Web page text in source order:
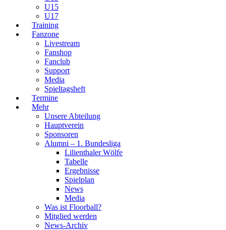
U15
U17
Training
Fanzone
Livestream
Fanshop
Fanclub
Support
Media
Spieltagsheft
Termine
Mehr
Unsere Abteilung
Hauptverein
Sponsoren
Alumni – 1. Bundesliga
Lilienthaler Wölfe
Tabelle
Ergebnisse
Spielplan
News
Media
Was ist Floorball?
Mitglied werden
News-Archiv